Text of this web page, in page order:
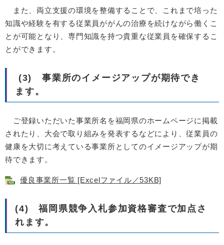
また、両立支援の環境を整備することで、これまで培った
知識や経験を有する従業員ががんの治療を続けながら働くこ
とが可能となり、専門知識を持つ貴重な従業員を確保するこ
とができます。
(3) 事業所のイメージアップが期待でき
ます。
ご登録いただいた事業所名を福岡県のホームページに掲載
されたり、大会で取り組みを発表するなどにより、従業員の
健康を大切に考えている事業所としてのイメージアップが期
待できます。
優良事業所一覧 [Excelファイル／53KB]
(4) 福岡県競争入札参加資格審査で加点さ
れます。